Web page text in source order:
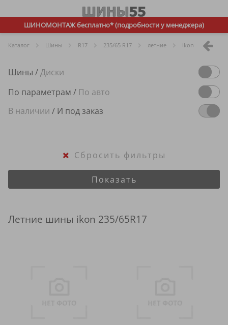
ШИНОМОНТАЖ бесплатно* (подробности у менеджера)
Каталог Шины R17 235/65 R17 летние ikon
Шины /Диски
По параметрам / По авто
В наличии / И под заказ
Показать
Сбросить фильтры
Летние шины ikon 235/65R17